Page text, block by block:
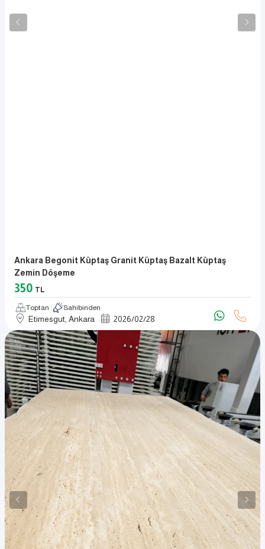
Ankara Begonit Küptaş Granit Küptaş Bazalt Küptaş
Zemin Döşeme
350 TL
Toptan Sahibinden
Etimesgut, Ankara 2026/02/28